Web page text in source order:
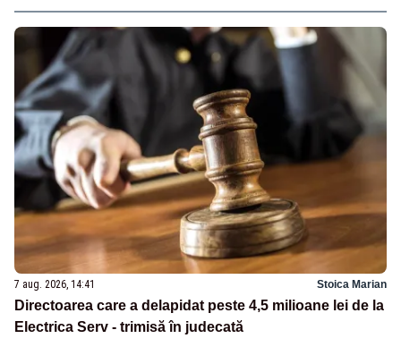
7 aug. 2026, 14:41 Stoica Marian
Directoarea care a delapidat peste 4,5 milioane lei de la
Electrica Serv - trimisă în judecată